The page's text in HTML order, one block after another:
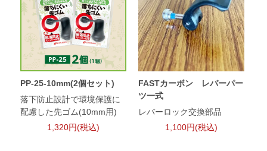
PP-25-10mm(2個セット)
落下防止設計で環境保護に
配慮した先ゴム(10mm用)
1,320円(税込)
FASTカーボン レバーパー
ツ一式
レバーロック交換部品
1,100円(税込)